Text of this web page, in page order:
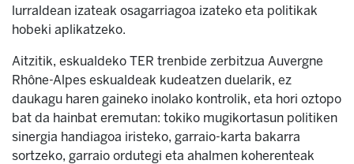
lurraldean izateak osagarriagoa izateko eta politikak
hobeki aplikatzeko.
Aitzitik, eskualdeko TER trenbide zerbitzua Auvergne
Rhône-Alpes eskualdeak kudeatzen duelarik, ez
daukagu haren gaineko inolako kontrolik, eta hori oztopo
bat da hainbat eremutan: tokiko mugikortasun politiken
sinergia handiagoa iristeko, garraio-karta bakarra
sortzeko, garraio ordutegi eta ahalmen koherenteak